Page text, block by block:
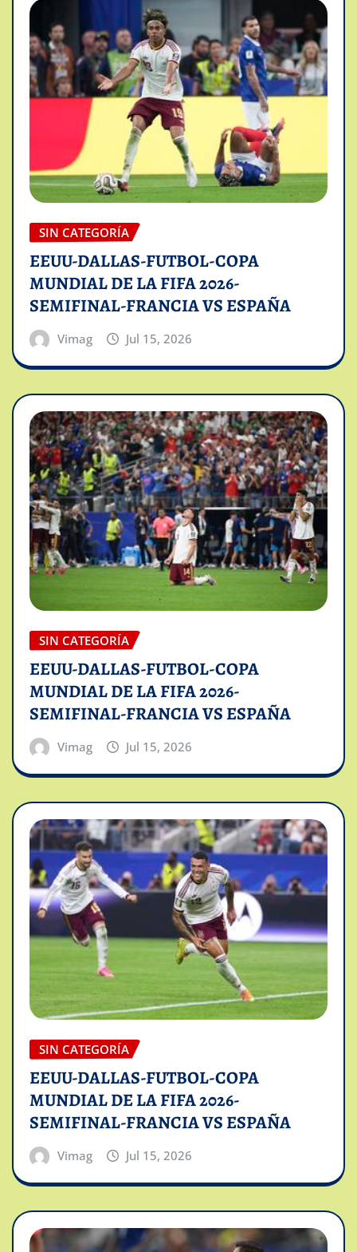
SIN CATEGORÍA
EEUU-DALLAS-FUTBOL-COPA
MUNDIAL DE LA FIFA 2026-
SEMIFINAL-FRANCIA VS ESPAÑA
Vimag Jul 15, 2026
SIN CATEGORÍA
EEUU-DALLAS-FUTBOL-COPA
MUNDIAL DE LA FIFA 2026-
SEMIFINAL-FRANCIA VS ESPAÑA
Vimag Jul 15, 2026
SIN CATEGORÍA
EEUU-DALLAS-FUTBOL-COPA
MUNDIAL DE LA FIFA 2026-
SEMIFINAL-FRANCIA VS ESPAÑA
Vimag Jul 15, 2026